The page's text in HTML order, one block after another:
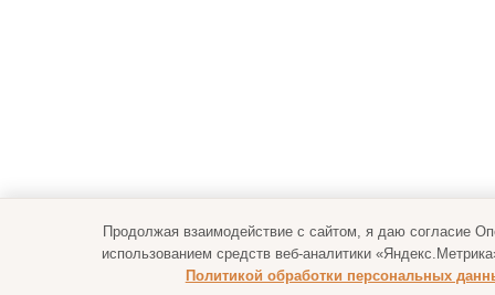
Продолжая взаимодействие с сайтом, я даю согласие
использованием средств веб-аналитики
Политикой обработки персональных